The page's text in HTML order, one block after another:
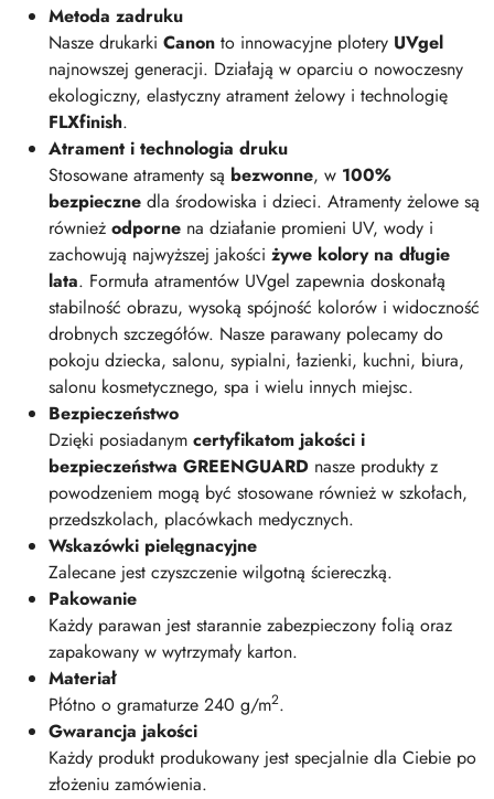
Metoda zadruku
Nasze drukarki Canon to innowacyjne plotery UVgel
najnowszej generacji. Działają w oparciu o nowoczesny
ekologiczny, elastyczny atrament żelowy i technologię
FLXfinish.
Atrament i technologia druku
Stosowane atramenty są bezwonne, w 100%
bezpieczne dla środowiska i dzieci. Atramenty żelowe są
również odporne na działanie promieni UV, wody i
zachowują najwyższej jakości żywe kolory na długie
lata. Formuła atramentów UVgel zapewnia doskonałą
stabilność obrazu, wysoką spójność kolorów i widoczność
drobnych szczegółów. Nasze parawany polecamy do
pokoju dziecka, salonu, sypialni, łazienki, kuchni, biura,
salonu kosmetycznego, spa i wielu innych miejsc.
Bezpieczeństwo
Dzięki posiadanym certyfikatom jakości i
bezpieczeństwa GREENGUARD nasze produkty z
powodzeniem mogą być stosowane również w szkołach,
przedszkolach, placówkach medycznych.
Wskazówki pielęgnacyjne
Zalecane jest czyszczenie wilgotną ściereczką.
Pakowanie
Każdy parawan jest starannie zabezpieczony folią oraz
zapakowany w wytrzymały karton.
Materiał
Płótno o gramaturze 240 g/m2.
Gwarancja jakości
Każdy produkt produkowany jest specjalnie dla Ciebie po
złożeniu zamówienia.